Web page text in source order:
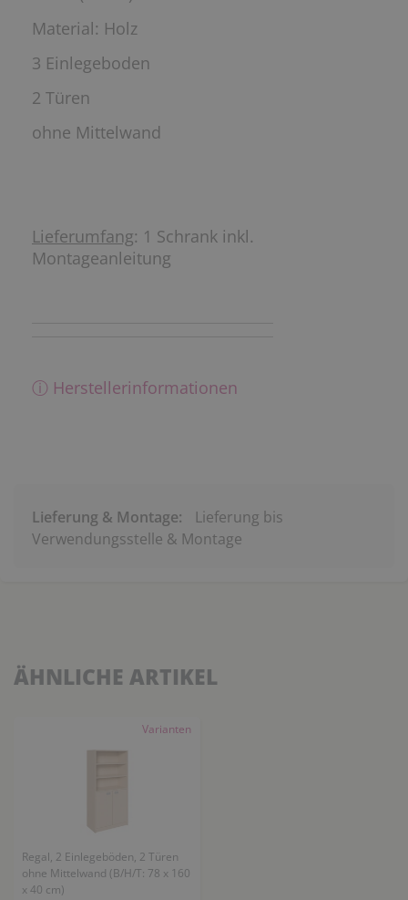
Material: Holz
3 Einlegeboden
2 Türen
ohne Mittelwand
Lieferumfang: 1 Schrank inkl.
Montageanleitung
ⓘ Herstellerinformationen
Lieferung & Montage:
Lieferung bis
Verwendungsstelle & Montage
ÄHNLICHE ARTIKEL
Varianten
Regal, 2 Einlegeböden, 2 Türen
ohne Mittelwand (B/H/T: 78 x 160
x 40 cm)